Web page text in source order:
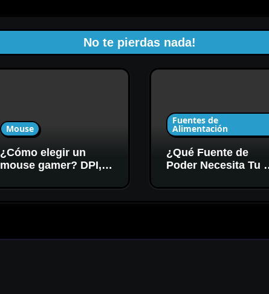
No te pierdas nada!
Mouse
¿Cómo elegir un
mouse gamer? DPI,
Fuentes de
Alimentación
¿Qué Fuente de
Poder Necesita Tu
Certificación